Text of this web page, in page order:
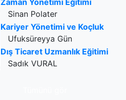
Zaman Yönetimi Eğitimi
Sinan Polater
Kariyer Yönetimi ve Koçluk
Ufuksüreyya Gün
Dış Ticaret Uzmanlık Eğitimi
Sadık VURAL